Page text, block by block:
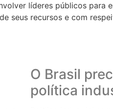
líderes públicos para
seus recursos e com
O Brasil
política